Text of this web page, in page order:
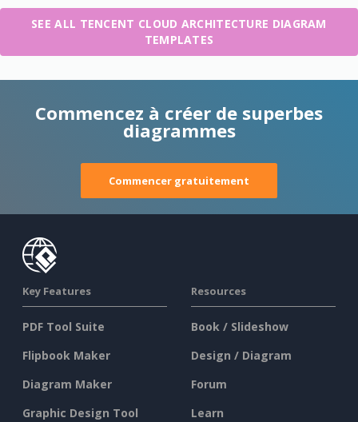
SEE ALL TENCENT CLOUD ARCHITECTURE DIAGRAM
TEMPLATES
Commencez à créer de superbes
diagrammes
Commencer gratuitement
Key Features
PDF Tool Suite
Flipbook Maker
Diagram Maker
Graphic Design Tool
Resources
Book / Slideshow
Design / Diagram
Forum
Learn